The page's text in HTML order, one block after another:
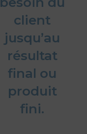
client
jusqu’au
résultat
final ou
produit
fini.